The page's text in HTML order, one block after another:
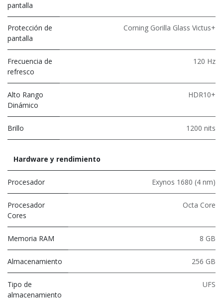
pantalla
Protección de
pantalla
Corning Gorilla Glass Victus+
Frecuencia de
refresco
120 Hz
Alto Rango
Dinámico
HDR10+
Brillo 1200 nits
Hardware y rendimiento
Procesador Exynos 1680 (4 nm)
Procesador
Cores
Octa Core
Memoria RAM 8 GB
Almacenamiento 256 GB
Tipo de
almacenamiento
UFS